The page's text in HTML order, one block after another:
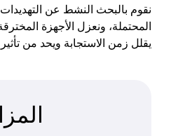
نقوم بالبحث النشط عن
المحتملة، ونعزل الأجهزة
يقلل زمن الاستجابة ويحد من